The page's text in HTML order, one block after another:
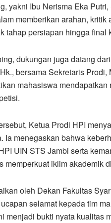
yakni Ibu Nerisma Eka
memberikan arahan,
tahap persiapan hingga final
dukungan juga datang
bersama Sekretaris
mahasiswa
Ketua Prodi HPI
Ia menegaskan bahwa
UIN STS Jambi serta
memperkuat iklim akademik
oleh Dekan Fakultas
selamat kepada tim
menjadi bukti nyata kualitas